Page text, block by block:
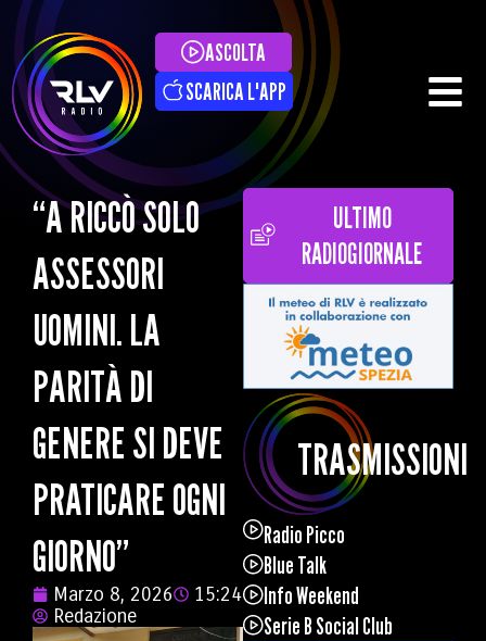
ASCOLTA
SCARICA L'APP
“A RICCÒ SOLO
ASSESSORI
UOMINI. LA
PARITÀ DI
GENERE SI DEVE
PRATICARE OGNI
GIORNO”
Marzo 8, 2026
15:24
Redazione
ULTIMO
RADIOGIORNALE
TRASMISSIONI
Radio Picco
Blue Talk
Info Weekend
Serie B Social Club